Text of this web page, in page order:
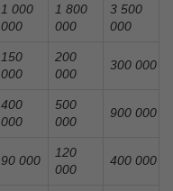
1 000
000
1 800
000
3 500
000
150
000
200
000
300 000
400
000
500
000
900 000
90 000
120
000
400 000